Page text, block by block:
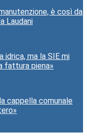
è così da
Laudani
idrica, ma la SIE mi
fattura piena»
cappella comunale